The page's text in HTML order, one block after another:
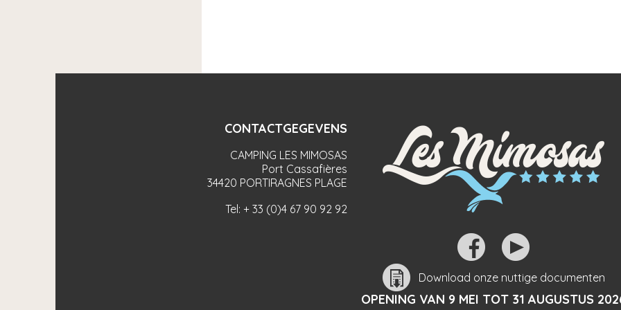
CONTACTGEGEVENS
CAMPING LES MIMOSAS
Port Cassafières
34420 PORTIRAGNES PLAGE
Tel:+ 33 (0)4 67 90 92 92
Download onze nuttige documenten
OPENING VAN 9 MEI TOT 31 AUGUSTUS